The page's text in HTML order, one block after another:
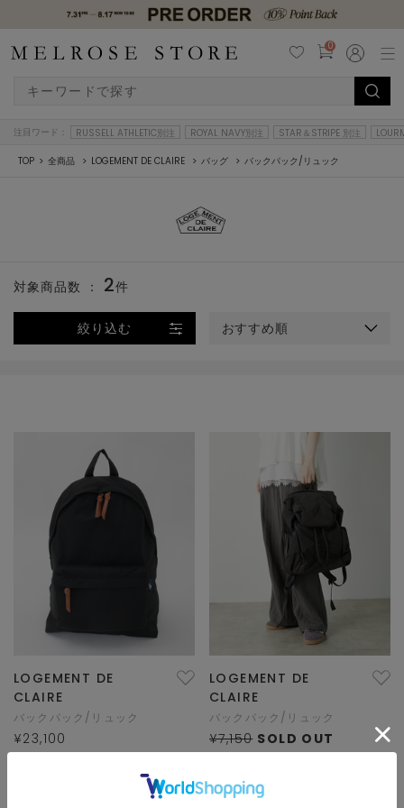
0
注目ワード： RUSSELL ATHLETIC別注 ROYAL NAVY別注 STAR＆STRIPE 別注
TOP 全商品 LOGEMENT DE CLAIRE バッグ バックパック/リュック
絞り込む おすすめ順
対象商品数 ： 2件
LOGEMENT DE
CLAIRE
バックパック/リュック
¥23,100
LOGEMENT DE
CLAIRE
バックパック/リュック
¥7,150 SOLD OUT